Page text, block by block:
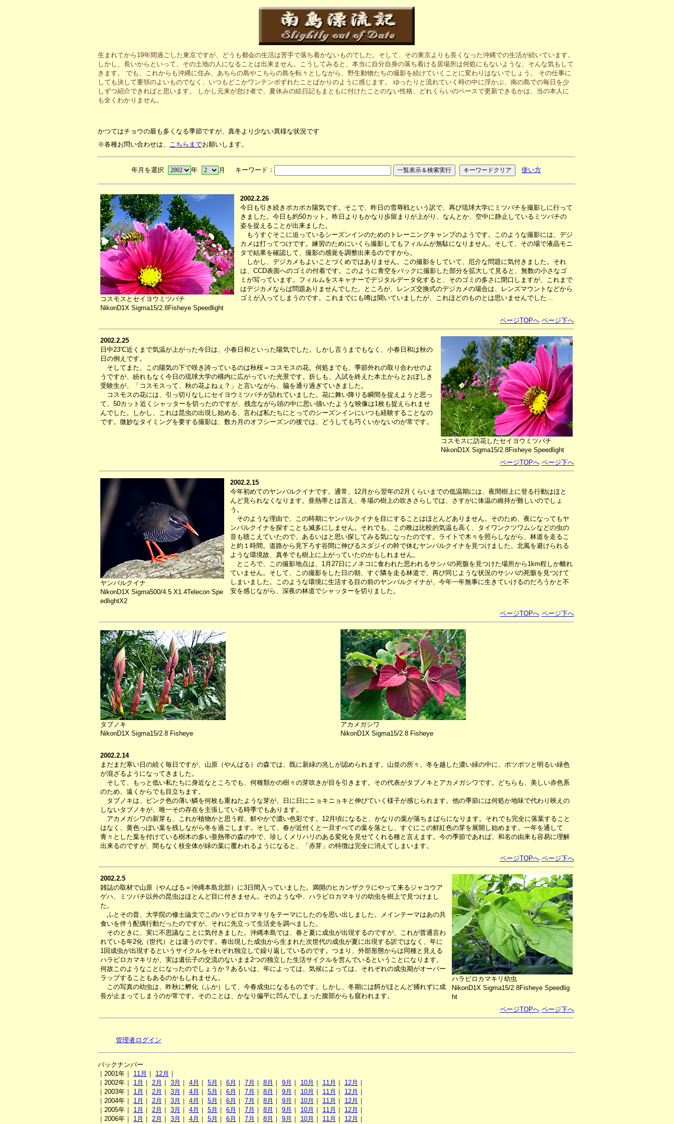
生まれてから19年間過ごした東京ですが、どうも都会の生活は苦手で落ち着かないものでした。そして、その東京よりも長くなった沖縄での生活が続いています。
しかし、長いからといって、その土地の人になることは出来ません。こうしてみると、本当に自分自身の落ち着ける居場所は何処にもないような、そんな気もして
きます。 でも、これからも沖縄に住み、あちらの島やこちらの島を転々としながら、野生動物たちの撮影を続けていくことに変わりはないでしょう。 その仕事に
しても決して要領のよいものでなく、いつもどこかワンテンポずれたことばかりのように感じます。 ゆったりと流れていく時の中に浮かぶ、南の島での毎日を少
しずつ紹介できればと思います。 しかし元来が怠け者で、夏休みの絵日記もまともに付けたことのない性格、どれくらいのペースで更新できるかは、当の本人に
も全くわかりません。
かつてはチョウの最も多くなる季節ですが、真冬より少ない異様な状況です
※各種お問い合わせは、 こちらまでお願いします。
年月を選択 年 月 キーワード： 使い方
コスモスとセイヨウミツバチ
NikonD1X Sigma15/2.8Fisheye Speedlight
2002.2.26
今日も引き続きポカポカ陽気です。そこで、昨日の雪辱戦という訳で、再び琉球大学にミツバチを撮影しに行って
きました。今日も約50カット。昨日よりもかなり歩留まりが上がり、なんとか、空中に静止しているミツバチの
姿を捉えることが出来ました。
もうすぐそこに迫っているシーズンインのためのトレーニングキャンプのようです。このような撮影には、デジ
カメは打ってつけです。練習のためにいくら撮影してもフィルムが無駄になりません。そして、その場で液晶モニ
タで結果を確認して、撮影の感覚を調整出来るのですから。
しかし、デジカメもよいことづくめではありません。この撮影をしていて、厄介な問題に気付きました。それ
は、CCD表面へのゴミの付着です。このように青空をバックに撮影した部分を拡大して見ると、無数の小さなゴ
ミが写っています。フィルムをスキャナーでデジタルデータ化すると、そのゴミの多さに閉口しますが、これまで
はデジカメならば問題ありませんでした。ところが、レンズ交換式のデジカメの場合は、レンズマウントなどから
ゴミが入ってしまうのです。これまでにも噂は聞いていましたが、これほどのものとは思いませんでした…
ページTOPへ ページ下へ
2002.2.25
日中23℃近くまで気温が上がった今日は、小春日和といった陽気でした。しかし言うまでもなく、小春日和は秋の
日の例えです。
そしてまた、この陽気の下で咲き誇っているのは秋桜＝コスモスの花。何処までも、季節外れの取り合わせのよ
うですが、紛れもなく今日の琉球大学の構内に広がっていた光景です。折しも、入試を終えた本土からとおぼしき
受験生が、「コスモスって、秋の花よねぇ？」と言いながら、脇を通り過ぎていきました。
コスモスの花には、引っ切りなしにセイヨウミツバチが訪れていました。花に舞い降りる瞬間を捉えようと思っ
て、50カット近くシャッターを切ったのですが、残念ながら頭の中に思い描いたような映像は1枚も捉えられませ
んでした。しかし、これは昆虫の出現し始める、言わば私たちにとってのシーズンインにいつも経験することなの
です。微妙なタイミングを要する撮影は、数カ月のオフシーズンの後では、どうしても巧くいかないのが常です。
コスモスに訪花したセイヨウミツバチ
NikonD1X Sigma15/2.8Fisheye Speedlight
ページTOPへ ページ下へ
ヤンバルクイナ
NikonD1X Sigma500/4.5 X1.4Telecon Spe
edlightX2
2002.2.15
今年初めてのヤンバルクイナです。通常、12月から翌年の2月くらいまでの低温期には、夜間樹上に登る行動はほと
んど見られなくなります。亜熱帯とは言え、冬場の樹上の吹きさらしでは、さすがに体温の維持が難しいのでしょ
う。
そのような理由で、この時期にヤンバルクイナを目にすることはほとんどありません。そのため、夜になってもヤ
ンバルクイナを探すことも滅多にしません。それでも、この晩は比較的気温も高く、タイワンクツワムシなどの虫の
音も聴こえていたので、あるいはと思い探してみる気になったのです。ライトで木々を照らしながら、林道を走るこ
と約１時間。道路から見下ろす谷間に伸びるスダジイの幹で休むヤンバルクイナを見つけました。北風を避けられる
ような環境故、真冬でも樹上に上がっていたのかもしれません。
ところで、この撮影地点は、1月27日にノネコに食われた思われるサシバの死骸を見つけた場所から1km程しか離れ
ていません。そして、この撮影をした日の朝、すぐ隣を走る林道で、再び同じような状況のサシバの死骸を見つけて
しまいました。このような環境に生活する目の前のヤンバルクイナが、今年一年無事に生きていけるのだろうかと不
安を感じながら、深夜の林道でシャッターを切りました。
ページTOPへ ページ下へ
タブノキ
NikonD1X Sigma15/2.8 Fisheye
アカメガシワ
NikonD1X Sigma15/2.8 Fisheye
2002.2.14
まだまだ寒い日の続く毎日ですが、山原（やんばる）の森では、既に新緑の兆しが認められます。山並の所々、冬を越した濃い緑の中に、ポツポツと明るい緑色
が混ざるようになってきました。
そして、もっと低い私たちに身近なところでも、何種類かの樹々の芽吹きが目を引きます。その代表がタブノキとアカメガシワです。どちらも、美しい赤色系
のため、遠くからでも目立ちます。
タブノキは、ピンク色の薄い鱗を何枚も重ねたような芽が、日に日にニョキニョキと伸びていく様子が感じられます。他の季節には何処か地味で代わり映えの
しないタブノキが、唯一その存在を主張している時季でもあります。
アカメガシワの新芽も、これが植物かと思う程、鮮やかで濃い色彩です。12月頃になると、かなりの葉が落ちまばらになります。それでも完全に落葉すること
はなく、黄色っぽい葉を残しながら冬を過ごします。そして、春が近付くと一旦すべての葉を落とし、すぐにこの鮮紅色の芽を展開し始めます。一年を通して
青々とした葉を付けている樹木の多い亜熱帯の森の中で、珍しくメリハリのある変化を見せてくれる種と言えます。今の季節であれば、和名の由来も容易に理解
出来るのですが、間もなく枝全体が緑の葉に覆われるようになると、「赤芽」の特徴は完全に消えてしまいます。
ページTOPへ ページ下へ
2002.2.5
雑誌の取材で山原（やんばる＝沖縄本島北部）に3日間入っていました。満開のヒカンザクラにやって来るジャコウア
ゲハ、ミツバチ以外の昆虫はほとんど目に付きません。そのような中、ハラビロカマキリの幼虫を樹上で見つけまし
た。
ふとその昔、大学院の修士論文でこのハラビロカマキリをテーマにしたのを思い出しました。メインテーマはあの共
食いを伴う配偶行動だったのですが、それに先立って生活史を調べました。
そのときに、実に不思議なことに気付きました。沖縄本島では、春と夏に成虫が出現するのですが、これが普通言わ
れている年2化（世代）とは違うのです。春出現した成虫から生まれた次世代の成虫が夏に出現する訳ではなく、年に
1回成虫が出現するというサイクルをそれぞれ独立して繰り返しているのです。つまり、外部形態からは同種と見える
ハラビロカマキリが、実は遺伝子の交流のないまま2つの独立した生活サイクルを営んでいるということになります。
何故このようなことになったのでしょうか？あるいは、年によっては、気候によっては、それぞれの成虫期がオーバー
ラップすることもあるのかもしれません。
この写真の幼虫は、昨秋に孵化（ふか）して、今春成虫になるものです。しかし、冬期には餌がほとんど捕れずに成
長が止まってしまうのが常です。そのことは、かなり偏平に凹んでしまった腹部からも窺われます。
ハラビロカマキリ幼虫
NikonD1X Sigma15/2.8Fisheye Speedlig
ht
ページTOPへ ページ下へ
管理者ログイン
バックナンバー
｜2001年｜ 11月 ｜ 12月 ｜
｜2002年｜ 1月 ｜ 2月 ｜ 3月 ｜ 4月 ｜ 5月 ｜ 6月 ｜ 7月 ｜ 8月 ｜ 9月 ｜ 10月 ｜ 11月 ｜ 12月 ｜
｜2003年｜ 1月 ｜ 2月 ｜ 3月 ｜ 4月 ｜ 5月 ｜ 6月 ｜ 7月 ｜ 8月 ｜ 9月 ｜ 10月 ｜ 11月 ｜ 12月 ｜
｜2004年｜ 1月 ｜ 2月 ｜ 3月 ｜ 4月 ｜ 5月 ｜ 6月 ｜ 7月 ｜ 8月 ｜ 9月 ｜ 10月 ｜ 11月 ｜ 12月 ｜
｜2005年｜ 1月 ｜ 2月 ｜ 3月 ｜ 4月 ｜ 5月 ｜ 6月 ｜ 7月 ｜ 8月 ｜ 9月 ｜ 10月 ｜ 11月 ｜ 12月 ｜
｜2006年｜ 1月 ｜ 2月 ｜ 3月 ｜ 4月 ｜ 5月 ｜ 6月 ｜ 7月 ｜ 8月 ｜ 9月 ｜ 10月 ｜ 11月 ｜ 12月 ｜